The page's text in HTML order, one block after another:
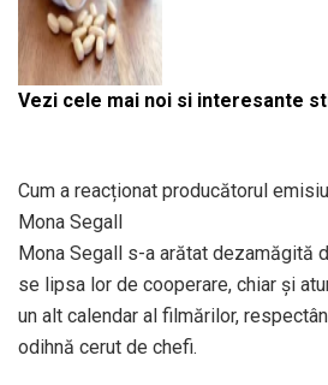
Vezi cele mai noi si interesante
Cum a reacționat producătorul
Mona Segall
Mona Segall s-a arătat dezamăgită
se lipsa lor de cooperare, chiar și
un alt calendar al filmărilor,
odihnă cerut de chefi.